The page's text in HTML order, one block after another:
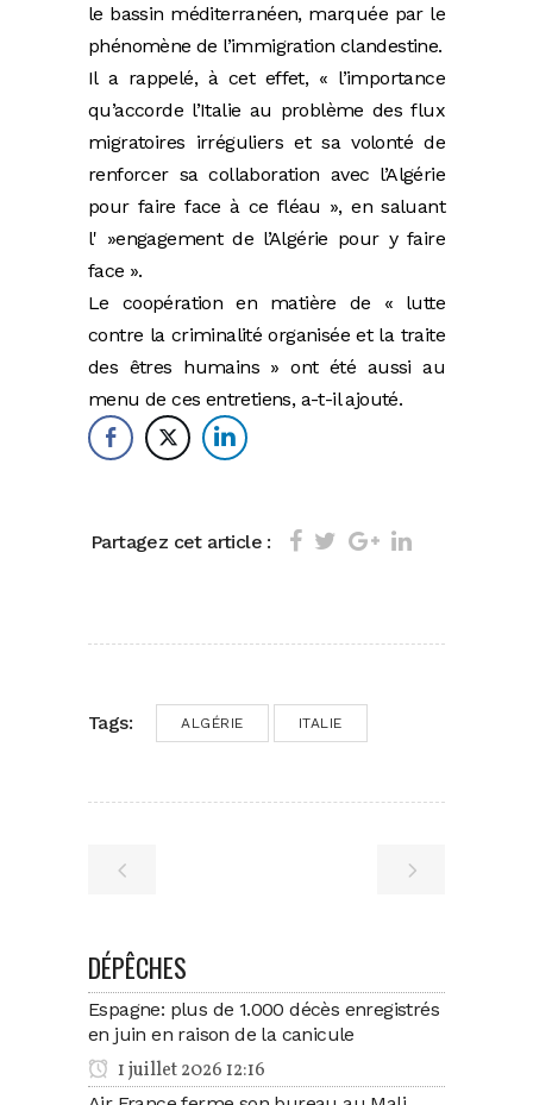
le bassin méditerranéen, marquée par le
phénomène de l’immigration clandestine.
Il a rappelé, à cet effet, « l’importance
qu’accorde l’Italie au problème des flux
migratoires irréguliers et sa volonté de
renforcer sa collaboration avec l’Algérie
pour faire face à ce fléau », en saluant
l' »engagement de l’Algérie pour y faire
face ».
Le coopération en matière de « lutte
contre la criminalité organisée et la traite
des êtres humains » ont été aussi au
menu de ces entretiens, a-t-il ajouté.
Partagez cet article :
Tags: ALGÉRIE ITALIE
DÉPÊCHES
Espagne: plus de 1.000 décès enregistrés
en juin en raison de la canicule
1 juillet 2026 12:16